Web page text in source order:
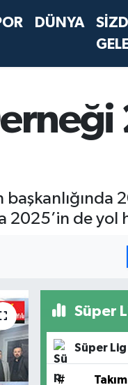
DÜNYA
2025’in de yol
Süper
Süper Lig
# Takım